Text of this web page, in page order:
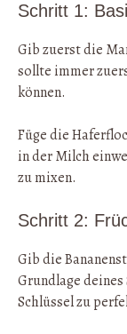
Schritt 1:
Gib zuerst die
sollte immer
können.
Füge die
in der Milch
zu mixen.
Schritt 2:
Gib die
Grundlage
Schlüssel zu